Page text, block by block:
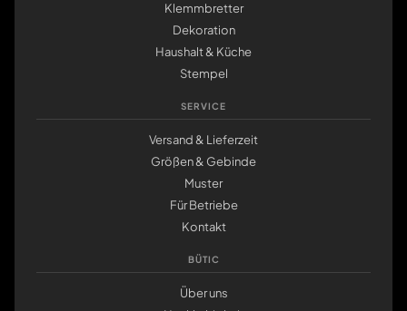
Klemmbretter
Dekoration
Haushalt & Küche
Stempel
SERVICE
Versand & Lieferzeit
Größen & Gebinde
Muster
Für Betriebe
Kontakt
BÜTIC
Über uns